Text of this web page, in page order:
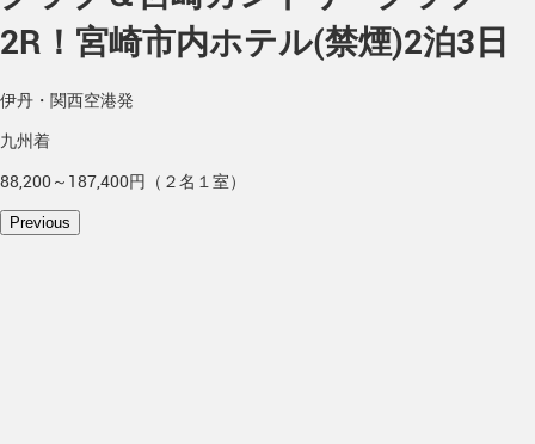
2R！宮崎市内ホテル(禁煙)2泊3日
伊丹・関西空港発
九州着
88,200～187,400円（２名１室）
Previous